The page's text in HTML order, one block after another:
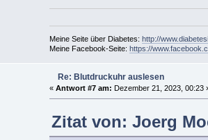
Meine Seite über Diabetes: http://
Meine Facebook-Seite: https://
Re: Blutdruckuhr auslesen
« Antwort #7 am: Dezember 21, 2023, 00:23
Zitat von: Joerg